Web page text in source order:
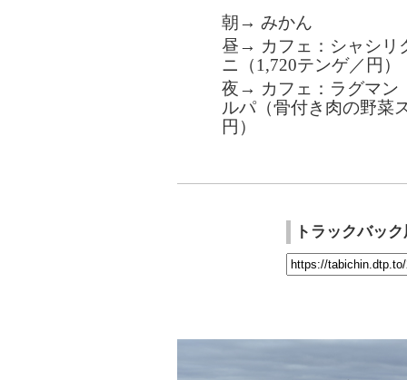
朝→ みかん
昼→ カフェ：シャシリ
ニ（1,720テンゲ／円）
夜→ カフェ：ラグマン
ルパ（骨付き肉の野菜
円）
トラックバッ